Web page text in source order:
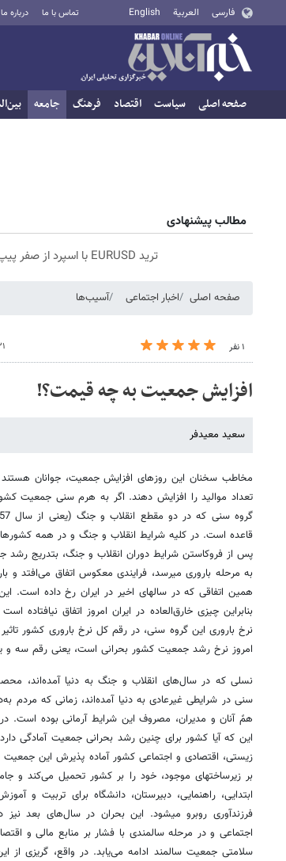
فارسی العربية English تماس با ما درباره ما
صفحه اصلی سیاست اقتصاد فرهنگ جامعه
مطالب پیشنهادی
ترید EURUSD با اسپرد از صفر پیپ
صفحه اصلی اخبار اجتماعی آسیب‌ها
۱ نفر ۳۱
افزایش جمعیت به چه قیمت؟!
سعید معیدفر
مخاطب سخنان این روزهای افزایش جمعیت، جوانان هستند
قاعده است. در کلیه شرایط انقلاب و جنگ و در همه
پس از فروکاستن شرایط دوران انقلاب و جنگ، بتدریج
به مرحله باروری میرسد، فرایندی معکوس اتفاق می‌افتد
همین اتفاقی که در سالهای اخیر در ایران رخ داده است.
بنابراین چیزی خارق‌العاده در ایران امروز اتفاق
نرخ باروری این گروه سنی، در رقم کل نرخ باروری کشور
امروز نرخ رشد جمعیت کشور بحرانی است، یعنی رقم سه
نسلی که در سال‌های انقلاب و جنگ به دنیا آمده‌اند،
سنی در شرایطی غیرعادی به‌ دنیا آمده‌اند، زمانی که مردم
همً آنان و مدیران، مصروف این شرایط آرمانی بوده است.
این که آیا کشور برای چنین رشد بحرانی جمعیت آمادگی
زیستی، اقتصادی و اجتماعی کشور آماده پذیرش این جمعیت
بر زیرساختهای موجود، خود را بر کشور تحمیل می‌کند و
ابتدایی، راهنمایی، دبیرستان، دانشگاه برای تربیت و
فرزندآوری روبرو میشود. این بحران در سال‌های بعد
اجتماعی و در مرحله سالمندی با فشار بر منابع مالی و
سلامتی جمعیت سالمند ادامه می‌یابد. در واقع، گریزی